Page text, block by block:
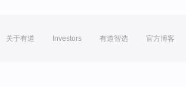
关于有道 Investors 有道智选 官方博客